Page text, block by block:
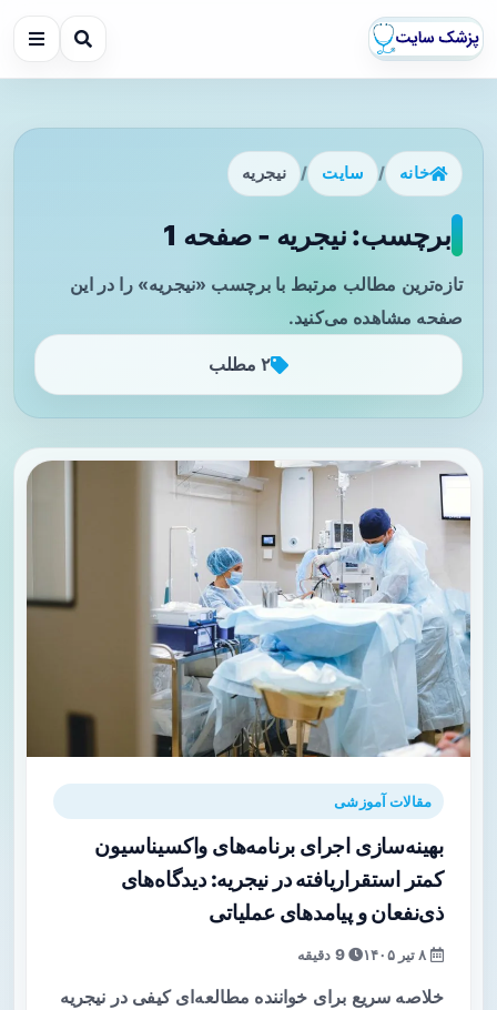
خانه / سایت / نیجریه
برچسب: نیجریه - صفحه 1
تازه‌ترین مطالب مرتبط با برچسب «نیجریه» را در این
صفحه مشاهده می‌کنید.
۲ مطلب
مقالات آموزشی
بهینه‌سازی اجرای برنامه‌های واکسیناسیون
کمتر استقرار‌یافته در نیجریه: دیدگاه‌های
ذی‌نفعان و پیامدهای عملیاتی
9 دقیقه
خلاصه سریع برای خواننده مطالعه‌ای کیفی در نیجریه